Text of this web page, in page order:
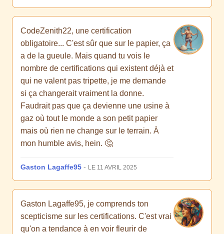
CodeZenith22, une certification
obligatoire... C'est sûr que sur le papier, ça
a de la gueule. Mais quand tu vois le
nombre de certifications qui existent déjà et
qui ne valent pas tripette, je me demande
si ça changerait vraiment la donne.
Faudrait pas que ça devienne une usine à
gaz où tout le monde a son petit papier
mais où rien ne change sur le terrain. À
mon humble avis, hein. 🤔
Gaston Lagaffe95 - LE 11 AVRIL 2025
Gaston Lagaffe95, je comprends ton
scepticisme sur les certifications. C'est vrai
qu'on a tendance à en voir fleurir de